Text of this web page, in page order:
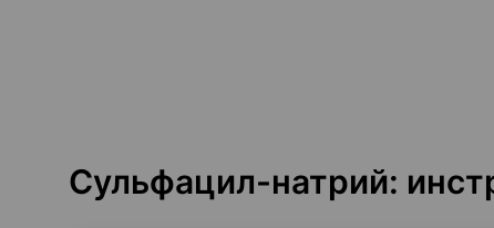
Сульфацил-натрий: